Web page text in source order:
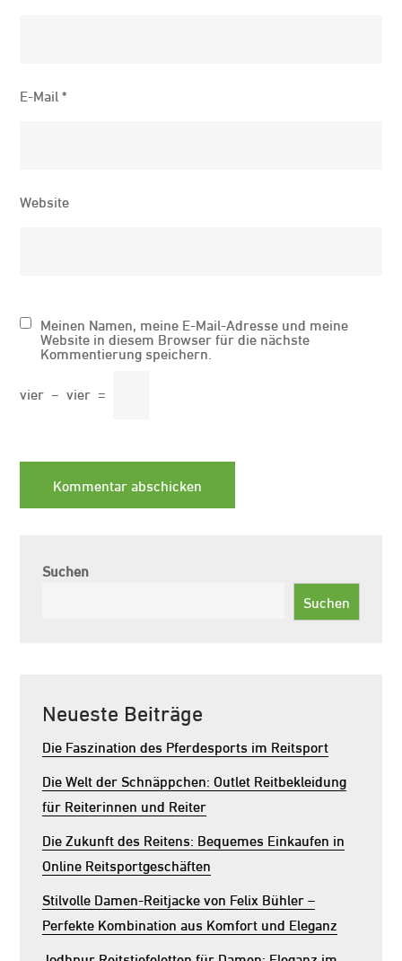
E-Mail*
Website
Meinen Namen, meine E-Mail-Adresse und meine
Website in diesem Browser für die nächste
Kommentierung speichern.
vier − vier =
Suchen
Suchen
Neueste Beiträge
Die Faszination des Pferdesports im Reitsport
Die Welt der Schnäppchen: Outlet Reitbekleidung
für Reiterinnen und Reiter
Die Zukunft des Reitens: Bequemes Einkaufen in
Online Reitsportgeschäften
Stilvolle Damen-Reitjacke von Felix Bühler –
Perfekte Kombination aus Komfort und Eleganz